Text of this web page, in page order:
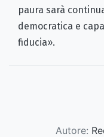
paura sarà
democratica e
fiducia».
Autore: